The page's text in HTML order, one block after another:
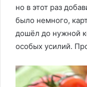
но в этот раз
было немного,
дошёл до нужной
особых усилий.